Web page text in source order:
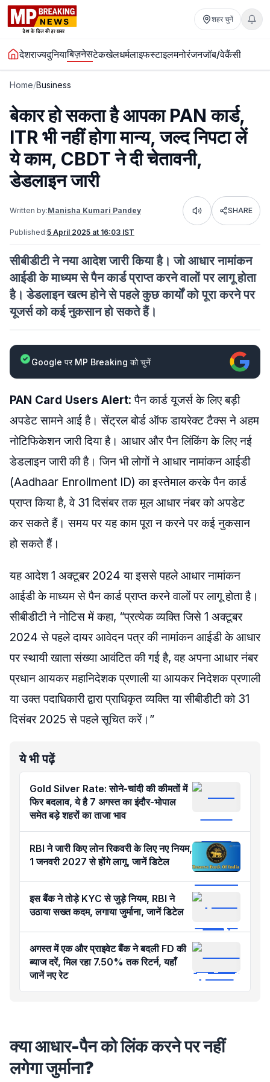
शहर चुनें
देशराज्यदुनियाबिज़नेसटेकखेलधर्मलाइफस्टाइलमनोरंजनजॉब/वेकैंसी
Home/Business
बेकार हो सकता है आपका PAN कार्ड,
ITR भी नहीं होगा मान्य, जल्द निपटा लें
ये काम, CBDT ने दी चेतावनी,
डेडलाइन जारी
Written by:Manisha Kumari Pandey Listen SHARE
Published:5 April 2025 at 16:03 IST
सीबीडीटी ने नया आदेश जारी किया है। जो आधार नामांकन
आईडी के माध्यम से पैन कार्ड प्राप्त करने वालों पर लागू होता
है। डेडलाइन खत्म होने से पहले कुछ कार्यों को पूरा करने पर
यूजर्स को कई नुकसान हो सकते हैं।
Google पर MP Breaking को चुनें
PAN Card Users Alert: पैन कार्ड यूजर्स के लिए बड़ी
अपडेट सामने आई है। सेंट्रल बोर्ड ऑफ डायरेक्ट टैक्स ने अहम
नोटिफिकेशन जारी दिया है। आधार और पैन लिंकिंग के लिए नई
डेडलाइन जारी की है। जिन भी लोगों ने आधार नामांकन आईडी
(Aadhaar Enrollment ID) का इस्तेमाल करके पैन कार्ड
प्राप्त किया है, वे 31 दिसंबर तक मूल आधार नंबर को अपडेट
कर सकते हैं। समय पर यह काम पूरा न करने पर कई नुकसान
हो सकते हैं।
यह आदेश 1 अक्टूबर 2024 या इससे पहले आधार नामांकन
आईडी के माध्यम से पैन कार्ड प्राप्त करने वालों पर लागू होता है।
सीबीडीटी ने नोटिस में कहा, “प्रत्येक व्यक्ति जिसे 1 अक्टूबर
2024 से पहले दायर आवेदन पत्र की नामांकन आईडी के आधार
पर स्थायी खाता संख्या आवंटित की गई है, वह अपना आधार नंबर
प्रधान आयकर महानिदेशक प्रणाली या आयकर निदेशक प्रणाली
या उक्त पदाधिकारी द्वारा प्राधिकृत व्यक्ति या सीबीडीटी को 31
दिसंबर 2025 से पहले सूचित करें।”
ये भी पढ़ें
Gold Silver Rate: सोने-चांदी की कीमतों में
फिर बदलाव, ये है 7 अगस्त का इंदौर-भोपाल
समेत बड़े शहरों का ताजा भाव
RBI ने जारी किए लोन रिकवरी के लिए नए नियम,
1 जनवरी 2027 से होंगे लागू, जानें डिटेल
इस बैंक ने तोड़े KYC से जुड़े नियम, RBI ने
उठाया सख्त कदम, लगाया जुर्माना, जानें डिटेल
अगस्त में एक और प्राइवेट बैंक ने बदली FD की
ब्याज दरें, मिल रहा 7.50% तक रिटर्न, यहाँ
जानें नए रेट
क्या आधार-पैन को लिंक करने पर नहीं
लगेगा जुर्माना?